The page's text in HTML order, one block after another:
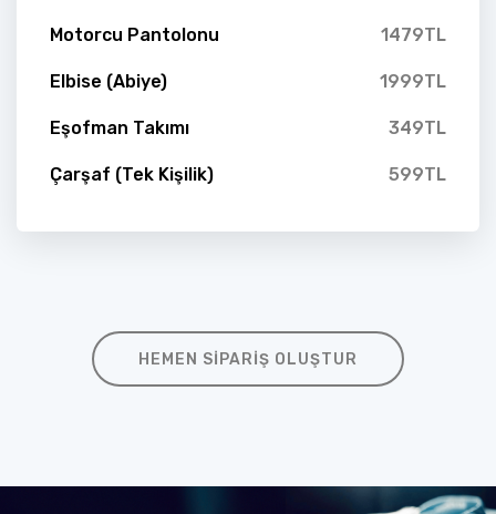
Motorcu Pantolonu 1479TL
Elbise (Abiye) 1999TL
Eşofman Takımı 349TL
Çarşaf (Tek Kişilik) 599TL
HEMEN SIPARIŞ OLUŞTUR